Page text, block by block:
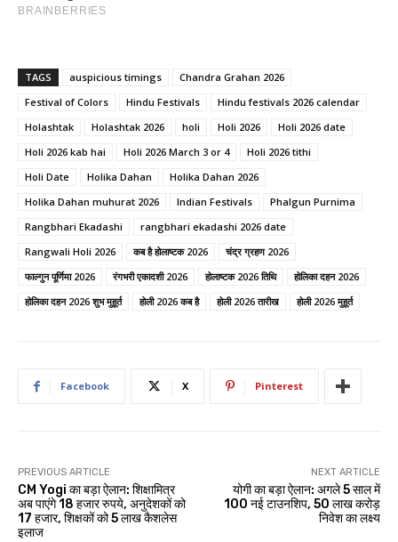
TAGS auspicious timings
Chandra Grahan 2026
Festival of Colors
Hindu Festivals
Hindu festivals 2026 calendar
Holashtak
Holashtak 2026 holi Holi 2026
Holi 2026 date
Holi 2026 kab hai
Holi 2026 March 3 or 4
Holi 2026 tithi
Holi Date
Holika Dahan
Holika Dahan 2026
Holika Dahan muhurat 2026
Indian Festivals
Phalgun Purnima
Rangbhari Ekadashi
rangbhari ekadashi 2026 date
Rangwali Holi 2026
कब है होलाष्टक 2026
चंद्र ग्रहण 2026
फाल्गुन पूर्णिमा 2026
रंगभरी एकादशी 2026 होलाष्टक 2026 तिथि
होलिका दहन 2026
होलिका दहन 2026 शुभ मुहूर्त
होली 2026 कब है होली 2026 तारीख होली 2026 मुहूर्त
Facebook X Pinterest
PREVIOUS ARTICLE
CM Yogi का बड़ा ऐलान: शिक्षामित्र
अब पाएंगे 18 हजार रुपये, अनुदेशकों को
17 हजार, शिक्षकों को 5 लाख कैशलेस
इलाज
NEXT ARTICLE
योगी का बड़ा ऐलान: अगले 5 साल में
100 नई टाउनशिप, 50 लाख करोड़
निवेश का लक्ष्य